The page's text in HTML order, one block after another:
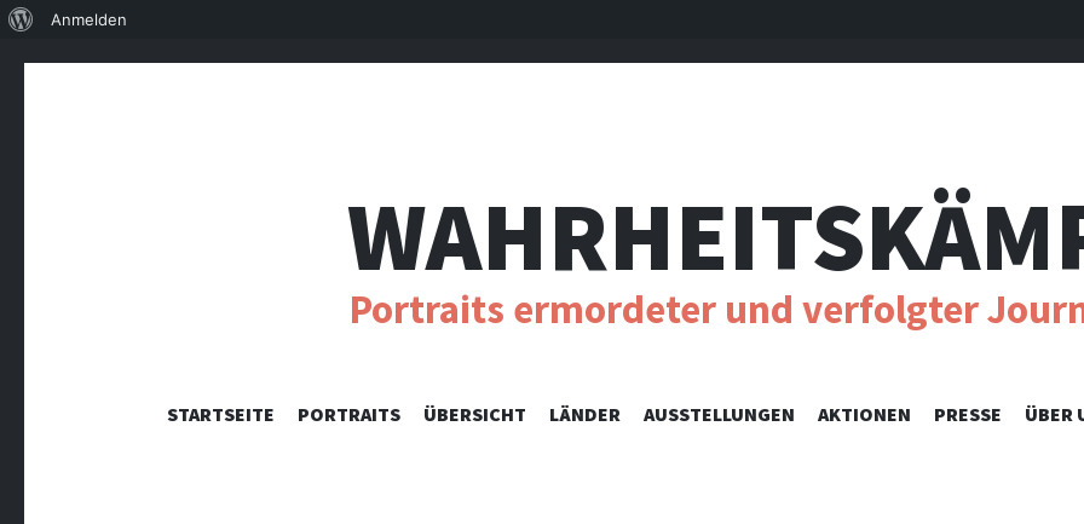
Portraits ermordeter und verfolgter
SKIP
STARTSEITE PORTRAITS ÜBERSICHT LÄNDER AUSSTELLUNGEN AKTIONEN PRESSE ÜBER
Über
Anmelden